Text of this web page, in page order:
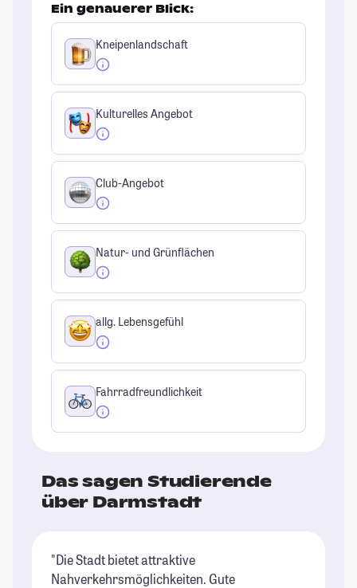
Ein genauerer Blick:
Kneipenlandschaft
Kulturelles Angebot
Club-Angebot
Natur- und Grünflächen
allg. Lebensgefühl
Fahrradfreundlichkeit
Das sagen Studierende
über Darmstadt
"Die Stadt bietet attraktive
Nahverkehrsmöglichkeiten. Gute